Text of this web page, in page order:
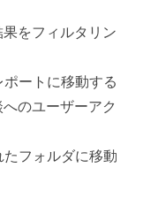
をフィルタリン
ートに移動する
のユーザーアク
フォルダに移動